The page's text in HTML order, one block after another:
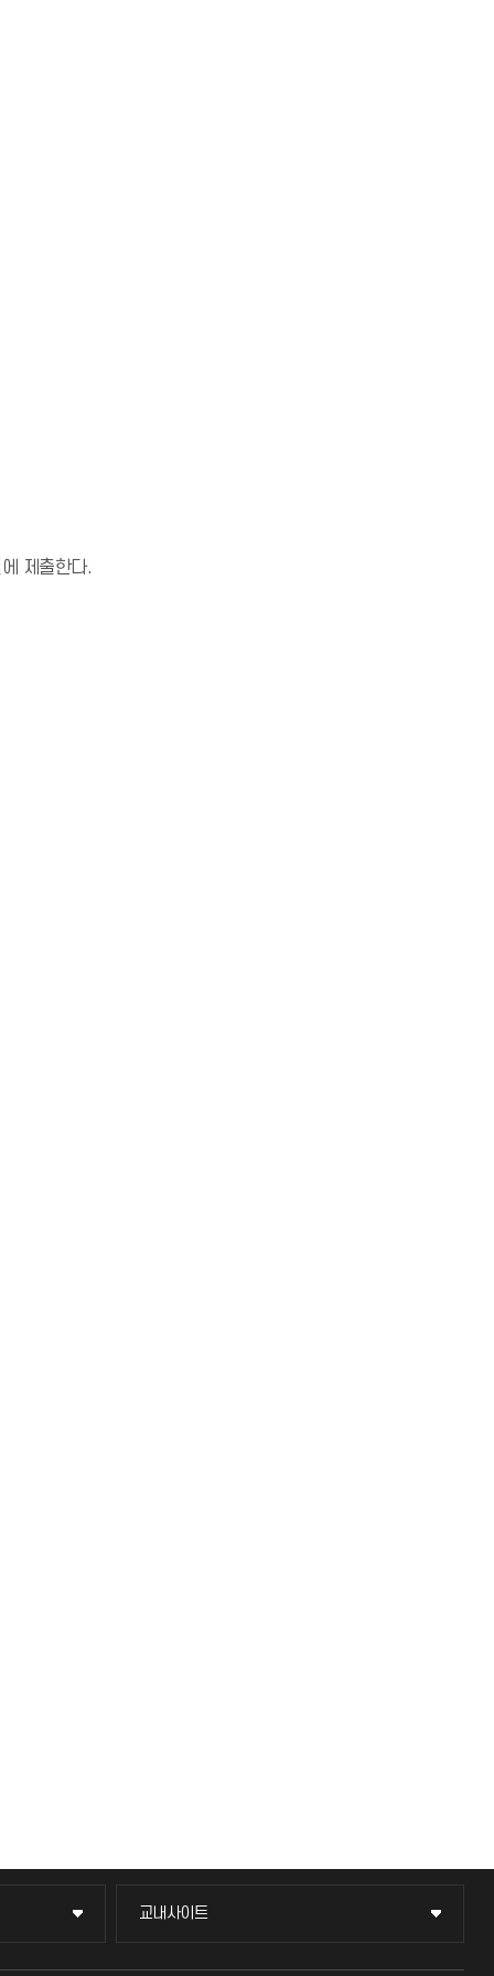
제출한다.
교내사이트
교내사이트
교수회